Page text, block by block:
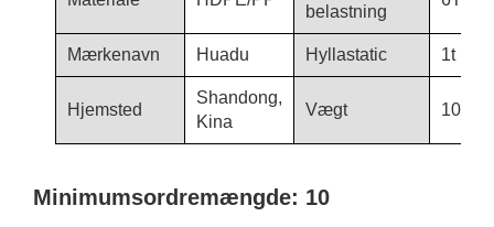
belastning
Mærkenavn Huadu Hyllastatic 1t
Hjemsted
Shandong,
Kina
Vægt 10,7/
Minimumsordremængde: 10